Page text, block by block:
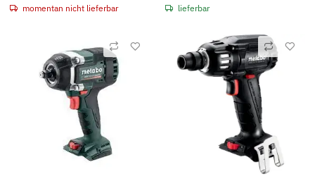
momentan nicht lieferbar lieferbar